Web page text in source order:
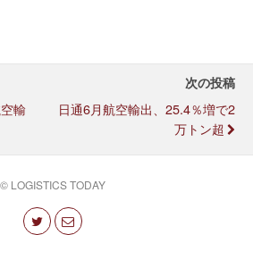
輸
次の投稿
日通6月航空輸出、25.4％増で2
万トン超
© LOGISTICS TODAY